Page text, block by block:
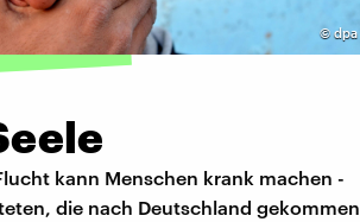
© dpa
kann Menschen krank machen -
die nach Deutschland gekommen